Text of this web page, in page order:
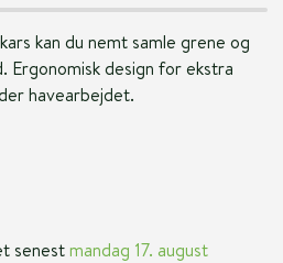
kan du nemt samle grene og
Ergonomisk design for ekstra
havearbejdet.
senestmandag 17. august